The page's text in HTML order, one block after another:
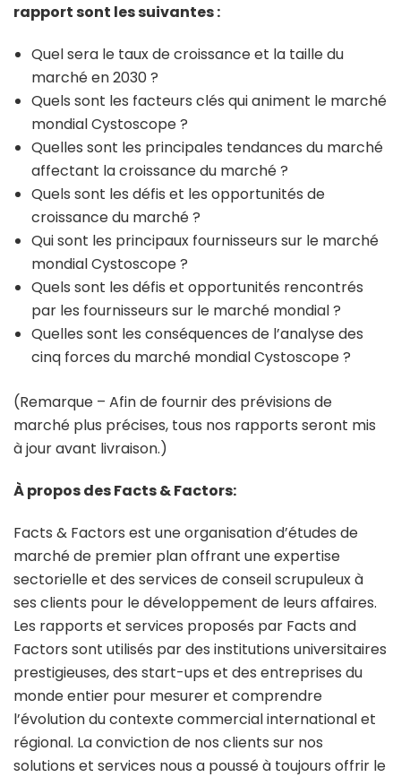
rapport sont les suivantes :
Quel sera le taux de croissance et la taille du
marché en 2030 ?
Quels sont les facteurs clés qui animent le marché
mondial Cystoscope ?
Quelles sont les principales tendances du marché
affectant la croissance du marché ?
Quels sont les défis et les opportunités de
croissance du marché ?
Qui sont les principaux fournisseurs sur le marché
mondial Cystoscope ?
Quels sont les défis et opportunités rencontrés
par les fournisseurs sur le marché mondial ?
Quelles sont les conséquences de l’analyse des
cinq forces du marché mondial Cystoscope ?
(Remarque – Afin de fournir des prévisions de
marché plus précises, tous nos rapports seront mis
à jour avant livraison.)
À propos des Facts & Factors:
Facts & Factors est une organisation d’études de
marché de premier plan offrant une expertise
sectorielle et des services de conseil scrupuleux à
ses clients pour le développement de leurs affaires.
Les rapports et services proposés par Facts and
Factors sont utilisés par des institutions universitaires
prestigieuses, des start-ups et des entreprises du
monde entier pour mesurer et comprendre
l’évolution du contexte commercial international et
régional. La conviction de nos clients sur nos
solutions et services nous a poussé à toujours offrir le